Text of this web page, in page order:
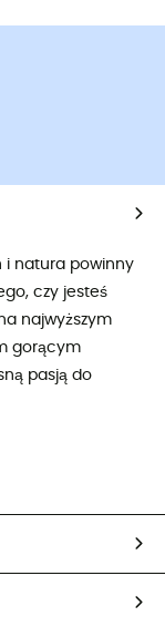
i natura powinny
czy jesteś
najwyższym
gorącym
pasją do